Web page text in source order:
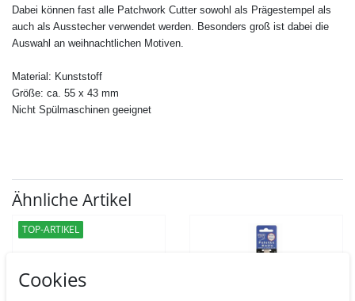
Dabei können fast alle Patchwork Cutter sowohl als Prägestempel als
auch als Ausstecher verwendet werden. Besonders groß ist dabei die
Auswahl an weihnachtlichen Motiven.
Material: Kunststoff
Größe: ca. 55 x 43 mm
Nicht Spülmaschinen geeignet
Ähnliche Artikel
TOP-ARTIKEL
Cookies